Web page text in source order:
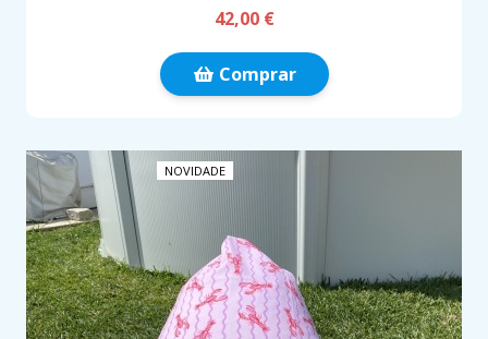
42,00 €
Comprar
NOVIDADE